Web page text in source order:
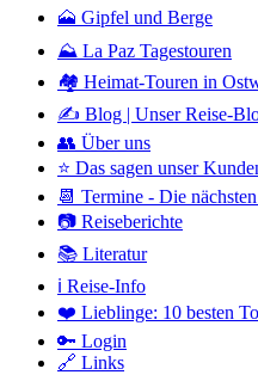
🗻 Gipfel und Berge
⛰️ La Paz Tagestouren
🏘️ Heimat-Touren in
✍️ Blog | Unser Reise-
👥 Über uns
⭐ Das sagen unser
📆 Termine - Die
📷 Reiseberichte
📚 Literatur
ℹ️ Reise-Info
❤️ Lieblinge: 10 besten
🔑 Login
🔗 Links